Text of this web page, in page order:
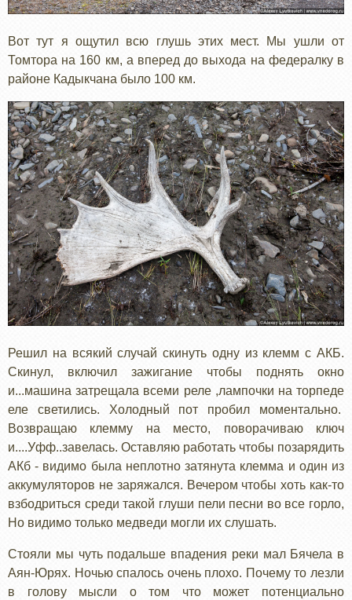
Вот тут я ощутил всю глушь этих мест. Мы ушли от
Томтора на 160 км, а вперед до выхода на федералку в
районе Кадыкчана было 100 км.
Решил на всякий случай скинуть одну из клемм с АКБ.
Скинул, включил зажигание чтобы поднять окно
и...машина затрещала всеми реле ,лампочки на торпеде
еле светились. Холодный пот пробил моментально.
Возвращаю клемму на место, поворачиваю ключ
и....Уфф..завелась. Оставляю работать чтобы позарядить
АКб - видимо была неплотно затянута клемма и один из
аккумуляторов не заряжался. Вечером чтобы хоть как-то
взбодриться среди такой глуши пели песни во все горло,
Но видимо только медведи могли их слушать.
Стояли мы чуть подальше впадения реки мал Бячела в
Аян-Юрях. Ночью спалось очень плохо. Почему то лезли
в голову мысли о том что может потенциально